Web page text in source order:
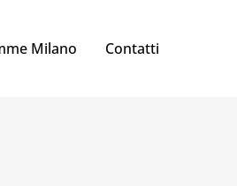
Milano Contatti